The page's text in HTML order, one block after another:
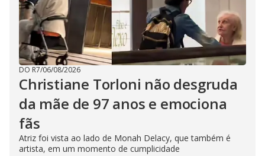
DO R7/06/08/2026
Christiane Torloni não desgruda
da mãe de 97 anos e emociona
fãs
Atriz foi vista ao lado de Monah Delacy, que também é
artista, em um momento de cumplicidade